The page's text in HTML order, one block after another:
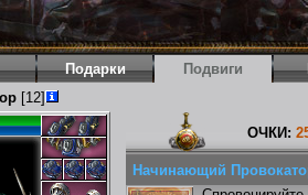
Подарки Подвиги
[12]
ОЧКИ:
Начинающий